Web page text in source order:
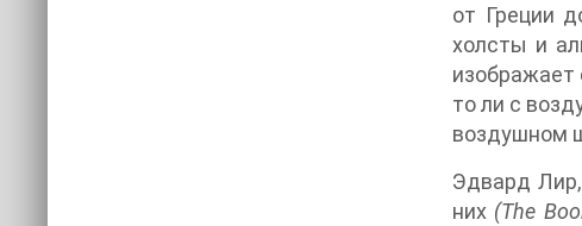
от Греции
холсты и
изображает
то ли с
воздушном
Эдвард
них (The